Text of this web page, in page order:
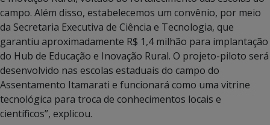
campo. Além disso, estabelecemos um convênio, por meio
da Secretaria Executiva de Ciência e Tecnologia, que
garantiu aproximadamente R$ 1,4 milhão para implantação
do Hub de Educação e Inovação Rural. O projeto-piloto será
desenvolvido nas escolas estaduais do campo do
Assentamento Itamarati e funcionará como uma vitrine
tecnológica para troca de conhecimentos locais e
científicos”, explicou.